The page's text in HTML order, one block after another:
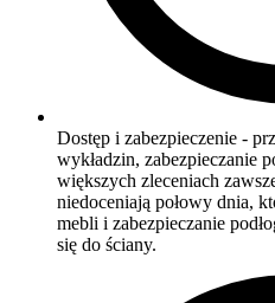
Dostęp i zabezpieczenie -
wykładzin, zabezpieczanie
większych zleceniach
niedoceniają połowy dnia,
mebli i zabezpieczanie
się do ściany.